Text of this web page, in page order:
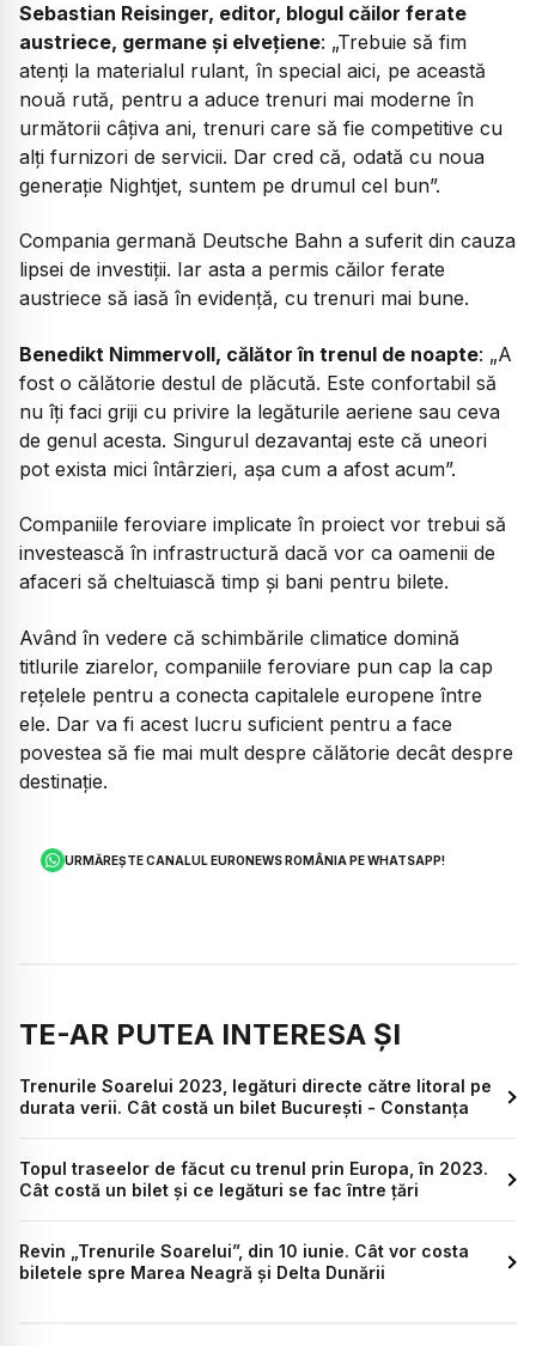
Sebastian Reisinger, editor, blogul căilor ferate
austriece, germane și elvețiene: „Trebuie să fim
atenți la materialul rulant, în special aici, pe această
nouă rută, pentru a aduce trenuri mai moderne în
următorii câțiva ani, trenuri care să fie competitive cu
alți furnizori de servicii. Dar cred că, odată cu noua
generație Nightjet, suntem pe drumul cel bun”.
Compania germană Deutsche Bahn a suferit din cauza
lipsei de investiții. Iar asta a permis căilor ferate
austriece să iasă în evidență, cu trenuri mai bune.
Benedikt Nimmervoll, călător în trenul de noapte: „A
fost o călătorie destul de plăcută. Este confortabil să
nu îți faci griji cu privire la legăturile aeriene sau ceva
de genul acesta. Singurul dezavantaj este că uneori
pot exista mici întârzieri, așa cum a afost acum”.
Companiile feroviare implicate în proiect vor trebui să
investească în infrastructură dacă vor ca oamenii de
afaceri să cheltuiască timp și bani pentru bilete.
Având în vedere că schimbările climatice domină
titlurile ziarelor, companiile feroviare pun cap la cap
rețelele pentru a conecta capitalele europene între
ele. Dar va fi acest lucru suficient pentru a face
povestea să fie mai mult despre călătorie decât despre
destinație.
URMĂREȘTE CANALUL EURONEWS ROMÂNIA PE WHATSAPP!
TE-AR PUTEA INTERESA ȘI
Trenurile Soarelui 2023, legături directe către litoral pe
durata verii. Cât costă un bilet București - Constanța
Topul traseelor de făcut cu trenul prin Europa, în 2023.
Cât costă un bilet și ce legături se fac între țări
Revin „Trenurile Soarelui”, din 10 iunie. Cât vor costa
biletele spre Marea Neagră și Delta Dunării